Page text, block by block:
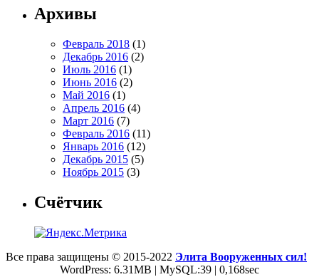
Архивы
Февраль 2018 (1)
Декабрь 2016 (2)
Июль 2016 (1)
Июнь 2016 (2)
Май 2016 (1)
Апрель 2016 (4)
Март 2016 (7)
Февраль 2016 (11)
Январь 2016 (12)
Декабрь 2015 (5)
Ноябрь 2015 (3)
Счётчик
Все права защищены © 2015-2022 Элита Вооруженных сил!
WordPress: 6.31MB | MySQL:39 | 0,168sec